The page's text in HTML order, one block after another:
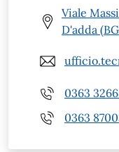
Viale
D'adda
0363
0363